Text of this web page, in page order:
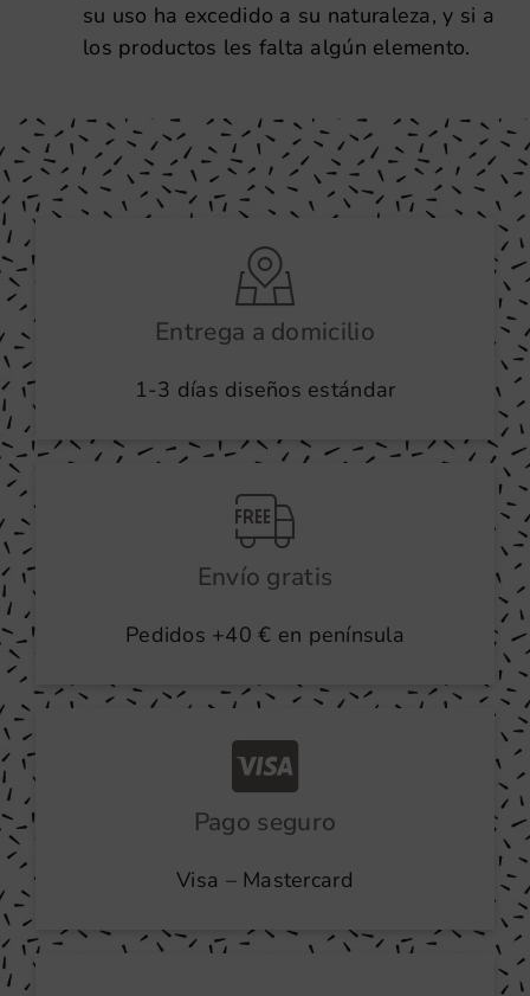
su uso ha excedido a su naturaleza, y si a
los productos les falta algún elemento.
Entrega a domicilio
1-3 días diseños estándar
Envío gratis
Pedidos +40 € en península
Pago seguro
Visa – Mastercard